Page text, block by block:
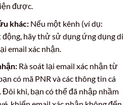
được.
khác:Nếu một kênh (ví dụ:
hãy thử sử dụng ứng dụng di
email xác nhận.
Rà soát lại email xác nhận từ
có mã PNR và các thông tin cá
Đôi khi, bạn có thể đã nhập nhầm